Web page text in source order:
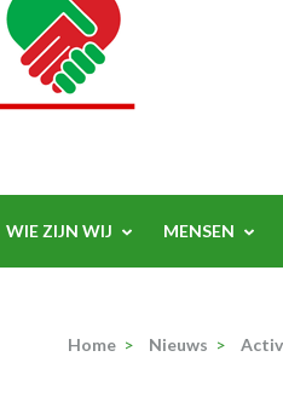
WIE ZIJN WIJ MENSEN
Home > Nieuws >